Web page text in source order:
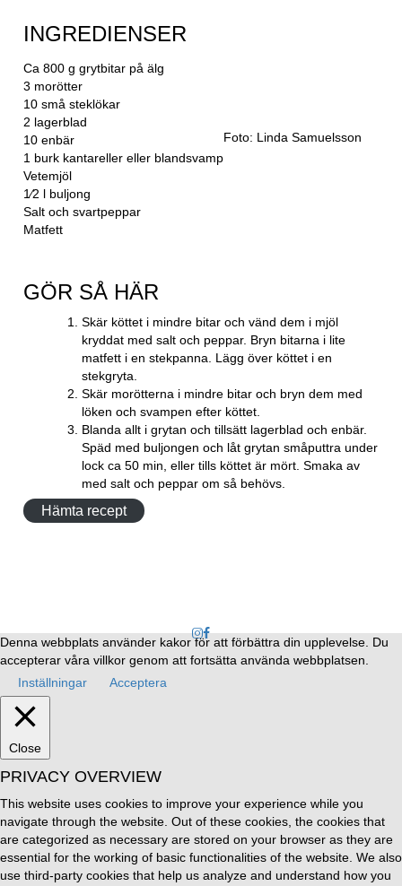
INGREDIENSER
Ca 800 g grytbitar på älg
3 morötter
10 små steklökar
2 lagerblad
10 enbär
1 burk kantareller eller blandsvamp
Vetemjöl
1⁄2 l buljong
Salt och svartpeppar
Matfett
Foto: Linda Samuelsson
GÖR SÅ HÄR
Skär köttet i mindre bitar och vänd dem i mjöl
kryddat med salt och peppar. Bryn bitarna i lite
matfett i en stekpanna. Lägg över köttet i en
stekgryta.
Skär morötterna i mindre bitar och bryn dem med
löken och svampen efter köttet.
Blanda allt i grytan och tillsätt lagerblad och enbär.
Späd med buljongen och låt grytan småputtra under
lock ca 50 min, eller tills köttet är mört. Smaka av
med salt och peppar om så behövs.
Hämta recept
Denna webbplats använder kakor för att förbättra din upplevelse. Du
accepterar våra villkor genom att fortsätta använda webbplatsen.
Inställningar
Acceptera
Close
PRIVACY OVERVIEW
This website uses cookies to improve your experience while you
navigate through the website. Out of these cookies, the cookies that
are categorized as necessary are stored on your browser as they are
essential for the working of basic functionalities of the website. We also
use third-party cookies that help us analyze and understand how you